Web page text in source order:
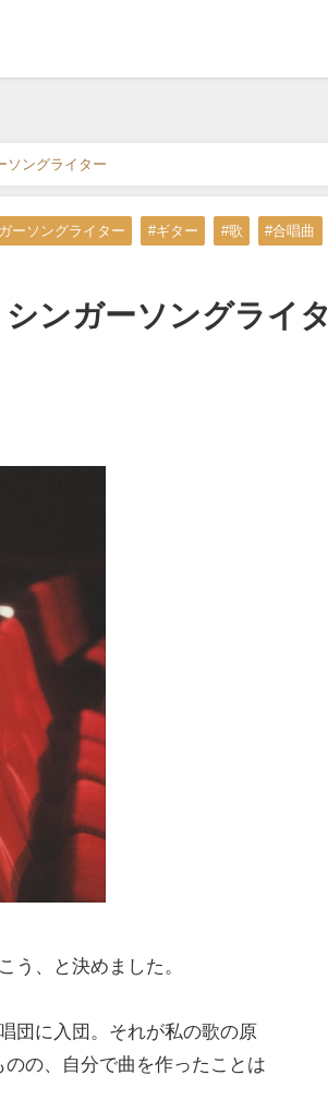
ソングライター
ーソングライター #ギター #歌 #合唱曲
ンガーソングライタ
う、と決めました。
団に入団。それが私の歌の原
の、自分で曲を作ったことは